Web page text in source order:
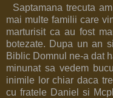
Saptamana trecuta
mai multe familii care
marturisit ca au fost
botezate. Dupa un an
Biblic Domnul ne-a dat
minunat sa vedem
inimile lor chiar daca
cu fratele Daniel si